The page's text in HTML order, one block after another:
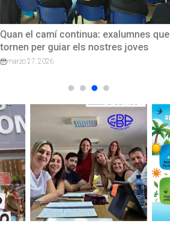
REVISTA TRIMESTRAL CBP MAGAZINE
junio 23, 2026